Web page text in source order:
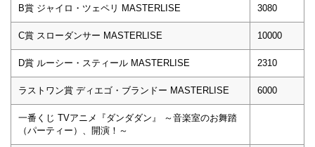
B賞 ジャイロ・ツェペリ MASTERLISE 3080
C賞 スローダンサー MASTERLISE 10000
D賞 ルーシー・スティール MASTERLISE 2310
ラストワン賞 ディエゴ・ブランドー MASTERLISE 6000
一番くじ TVアニメ『ダンダダン』 ～音楽室のお舞踏
（パーティー）、開演！～